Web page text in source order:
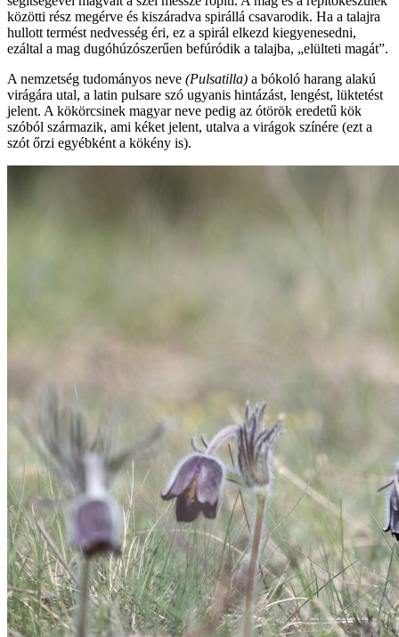
közötti rész megérve és kiszáradva spirállá csavarodik. Ha a talajra
hullott termést nedvesség éri, ez a spirál elkezd kiegyenesedni,
ezáltal a mag dugóhúzószerűen befúródik a talajba, „elülteti magát”.
A nemzetség tudományos neve (Pulsatilla) a bókoló harang alakú
virágára utal, a latin pulsare szó ugyanis hintázást, lengést, lüktetést
jelent. A kökörcsinek magyar neve pedig az ótörök eredetű kök
szóból származik, ami kéket jelent, utalva a virágok színére (ezt a
szót őrzi egyébként a kökény is).